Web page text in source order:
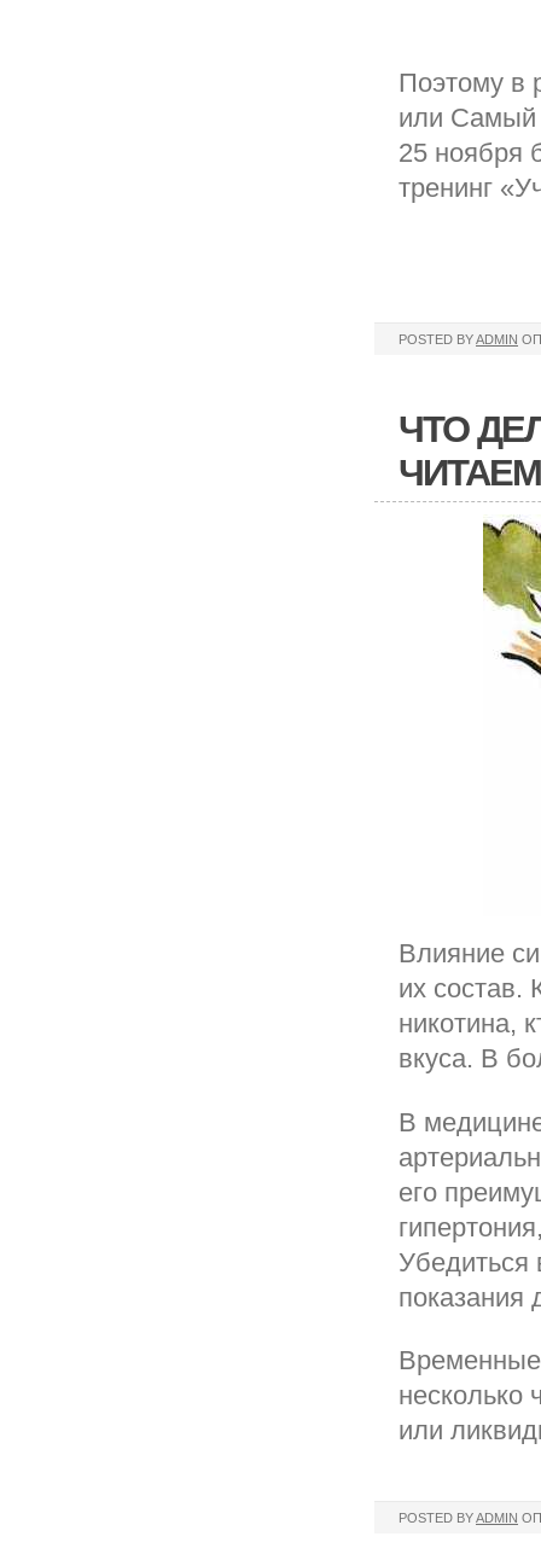
Поэтому в
или Самый
25 ноября
тренинг
POSTED BYADMIN
ЧТО
Влияние
их состав.
никотина,
вкуса. В
В
его
Убедиться
показания
несколько
или
POSTED BYADMIN